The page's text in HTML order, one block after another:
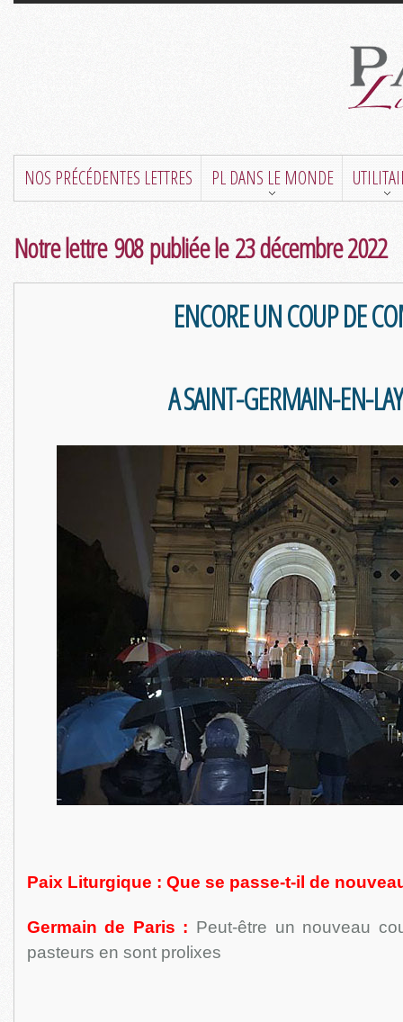
NOS PRÉCÉDENTES LETTRES PL DANS LE MONDE
Notre lettre 908 publiée le 23 décembre 2022
ENCORE UN COUP DE
A SAINT-GERMAIN-EN-
Paix Liturgique : Que se passe-t-il de
Germain de Paris : Peut-être un nouveau
pasteurs en sont prolixes